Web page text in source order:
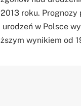
roku. Prognozy
w Polsce
wynikiem od